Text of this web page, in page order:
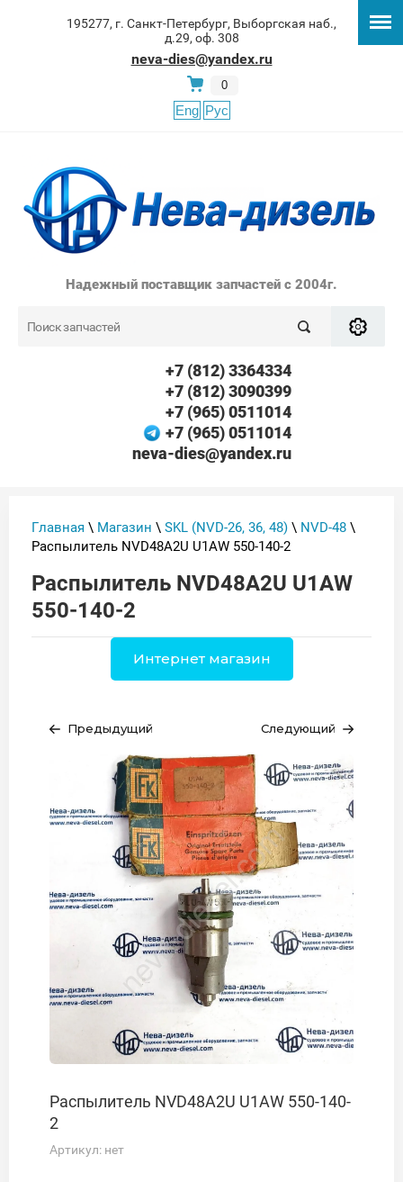
195277, г. Санкт-Петербург, Выборгская наб.,
д.29, оф. 308
neva-dies@yandex.ru
0
Eng Рус
Надежный поставщик запчастей с 2004г.
+7 (812) 3364334
+7 (812) 3090399
+7 (965) 0511014
+7 (965) 0511014
neva-dies@yandex.ru
Главная \ Магазин \ SKL (NVD-26, 36, 48) \ NVD-48 \
Распылитель NVD48A2U U1AW 550-140-2
Распылитель NVD48A2U U1AW
550-140-2
Интернет магазин
Предыдущий Следующий
Распылитель NVD48A2U U1AW 550-140-
2
Артикул: нет